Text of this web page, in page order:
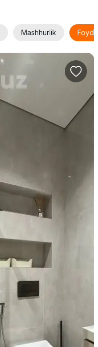
Mashhurlik